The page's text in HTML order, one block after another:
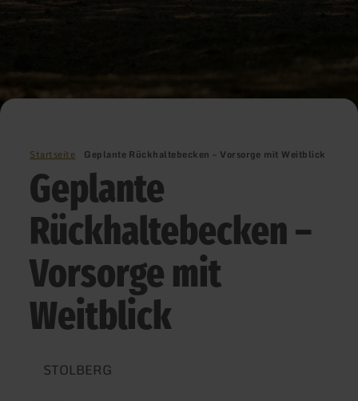
Startseite Geplante Rückhaltebecken – Vorsorge mit Weitblick
Geplante
Rückhaltebecken –
Vorsorge mit
Weitblick
STOLBERG